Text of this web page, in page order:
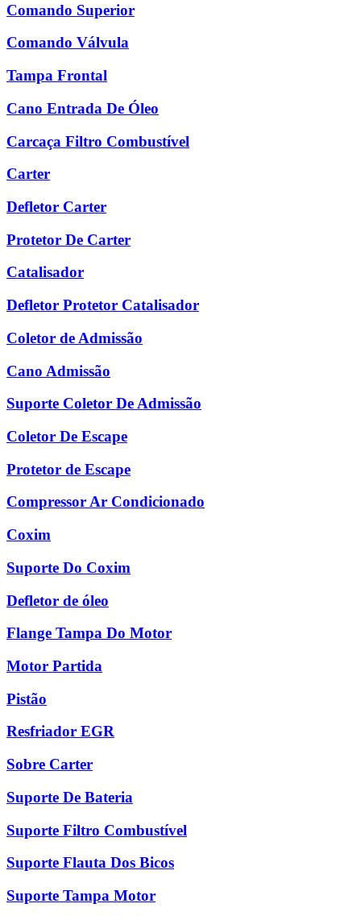
Comando Superior
Comando Válvula
Tampa Frontal
Cano Entrada De Óleo
Carcaça Filtro Combustível
Carter
Defletor Carter
Protetor De Carter
Catalisador
Defletor Protetor Catalisador
Coletor de Admissão
Cano Admissão
Suporte Coletor De Admissão
Coletor De Escape
Protetor de Escape
Compressor Ar Condicionado
Coxim
Suporte Do Coxim
Defletor de óleo
Flange Tampa Do Motor
Motor Partida
Pistão
Resfriador EGR
Sobre Carter
Suporte De Bateria
Suporte Filtro Combustível
Suporte Flauta Dos Bicos
Suporte Tampa Motor